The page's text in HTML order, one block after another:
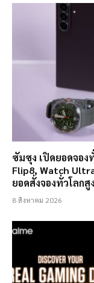
ซัมซุง เปิดยอดจอง
Flip8, Watch
ยอดสั่งจองทั่วโลก
8 สิงหาคม 2026